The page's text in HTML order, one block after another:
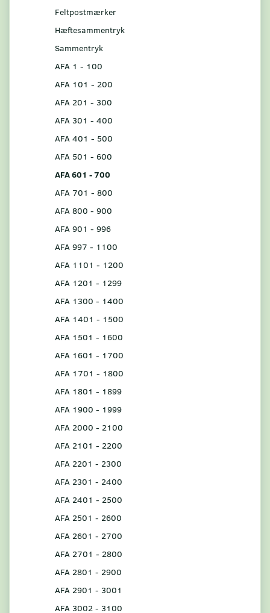
Feltpostmærker
Hæftesammentryk
Sammentryk
AFA 1 - 100
AFA 101 - 200
AFA 201 - 300
AFA 301 - 400
AFA 401 - 500
AFA 501 - 600
AFA 601 - 700
AFA 701 - 800
AFA 800 - 900
AFA 901 - 996
AFA 997 - 1100
AFA 1101 - 1200
AFA 1201 - 1299
AFA 1300 - 1400
AFA 1401 - 1500
AFA 1501 - 1600
AFA 1601 - 1700
AFA 1701 - 1800
AFA 1801 - 1899
AFA 1900 - 1999
AFA 2000 - 2100
AFA 2101 - 2200
AFA 2201 - 2300
AFA 2301 - 2400
AFA 2401 - 2500
AFA 2501 - 2600
AFA 2601 - 2700
AFA 2701 - 2800
AFA 2801 - 2900
AFA 2901 - 3001
AFA 3002 - 3100